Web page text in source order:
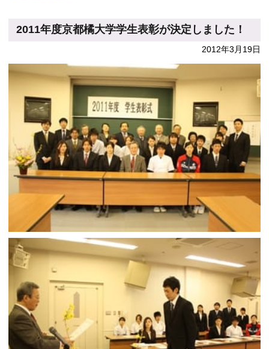
2011年度京都橘大学学生表彰が決定しました！
2012年3月19日